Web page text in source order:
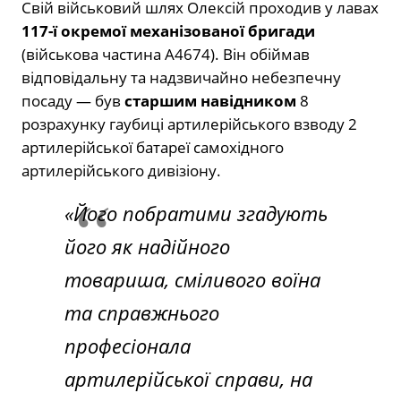
Свій військовий шлях Олексій проходив у лавах
117-ї окремої механізованої бригади
(військова частина А4674). Він обіймав
відповідальну та надзвичайно небезпечну
посаду — був старшим навідником 8
розрахунку гаубиці артилерійського взводу 2
артилерійської батареї самохідного
артилерійського дивізіону.
«Його побратими згадують
його як надійного
товариша, сміливого воїна
та справжнього
професіонала
артилерійської справи, на